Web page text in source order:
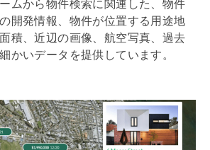
ムから物件検索に関連した、物件
開発情報、物件が位置する 用途地
積、近辺の画像、航空写真、過去
かいデータを提供しています。